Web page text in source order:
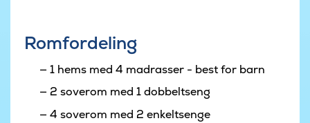
Romfordeling
1 hems med 4 madrasser - best for barn
2 soverom med 1 dobbeltseng
4 soverom med 2 enkeltsenge